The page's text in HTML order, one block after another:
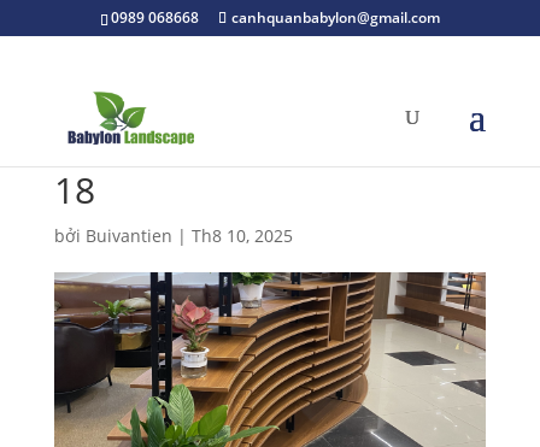
0989 068668 canhquanbabylon@gmail.com
18
bởi Buivantien | Th8 10, 2025